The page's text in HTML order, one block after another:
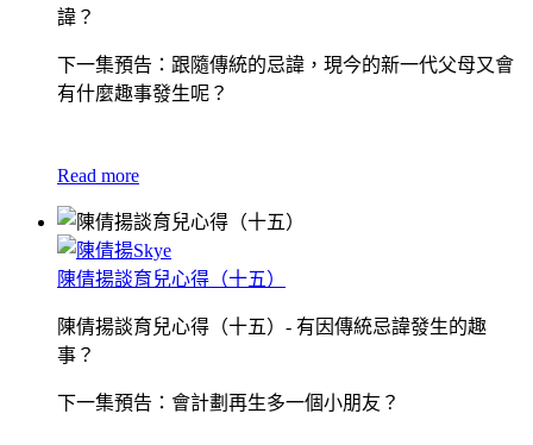
諱？
下一集預告：跟隨傳統的忌諱，現今的新一代父母又會
有什麼趣事發生呢？
Read more
陳倩揚談育兒心得（十五）
陳倩揚談育兒心得（十五）- 有因傳統忌諱發生的趣
事？
下一集預告：會計劃再生多一個小朋友？